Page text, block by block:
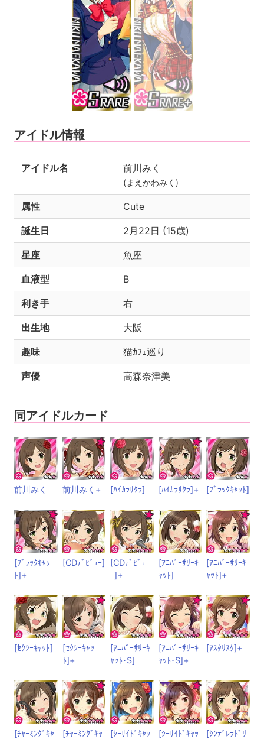
アイドル情報
アイドル名 前川みく
(まえかわみく)
属性 Cute
誕生日 2月22日 (15歳)
星座 魚座
血液型 B
利き手 右
出生地 大阪
趣味 猫ｶﾌｪ巡り
声優 高森奈津美
同アイドルカード
前川みく 前川みく+ [ﾊｲｶﾗｻｸﾗ] [ﾊｲｶﾗｻｸﾗ]+ [ﾌﾞﾗｯｸｷｬｯﾄ]
[ﾌﾞﾗｯｸｷｬｯ
ﾄ]+
[CDﾃﾞﾋﾞｭｰ]
[CDﾃﾞﾋﾞｭ
ｰ]+
[ｱﾆﾊﾞｰｻﾘｰｷ
ｬｯﾄ]
[ｱﾆﾊﾞｰｻﾘｰｷ
ｬｯﾄ]+
[ｾｸｼｰｷｬｯﾄ]
[ｾｸｼｰｷｬｯ
ﾄ]+
[ｱﾆﾊﾞｰｻﾘｰｷ
ｬｯﾄ･S]
[ｱﾆﾊﾞｰｻﾘｰｷ
ｬｯﾄ･S]+
[ｱｽﾀﾘｽｸ]+
[ﾁｬｰﾐﾝｸﾞｷｬ
[ﾁｬｰﾐﾝｸﾞｷｬ
[ｼｰｻｲﾄﾞｷｬｯ
[ｼｰｻｲﾄﾞｷｬｯ
[ｼﾝﾃﾞﾚﾗﾄﾞﾘ